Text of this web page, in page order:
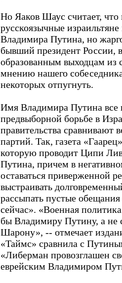
Но Яаков Шаус считает,
русскоязычные
Владимира Путина, но
бывший президент России,
образованным выходцам
мнению нашего
некоторых отпугнуть.
Имя Владимира Путина все
предвыборной борьбе в
правительства сравнивают
партий. Так, газета
которую проводит Ципи
Путина, причем в
оставаться приверженной
выстраивать
рассыпать пустые
сейчас». «Военная
бы Владимиру Путину, а не
Шарону», -- отмечает
«Таймс» сравнила с
«Либерман провозглашен
еврейским Владимиром